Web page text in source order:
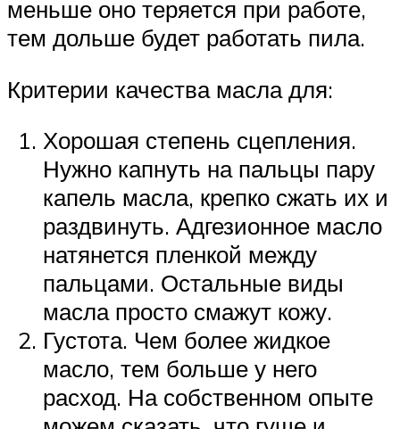
меньше оно теряется при работе,
тем дольше будет работать пила.
Критерии качества масла для:
Хорошая степень сцепления.
Нужно капнуть на пальцы пару
капель масла, крепко сжать их и
раздвинуть. Адгезионное масло
натянется пленкой между
пальцами. Остальные виды
масла просто смажут кожу.
Густота. Чем более жидкое
масло, тем больше у него
расход. На собственном опыте